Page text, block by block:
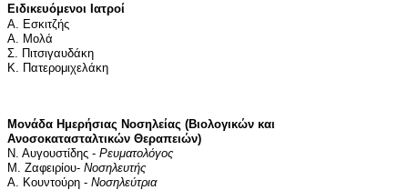
Ειδικευόμενοι Ιατροί
Α. Εσκιτζής
Α. Μολά
Σ. Πιτσιγαυδάκη
Κ. Πατερομιχελάκη
Μονάδα Ημερήσιας Νοσηλείας (Βιολογικών και
Ανοσοκατασταλτικών Θεραπειών)
Ν. Αυγουστίδης - Ρευματολόγος
Μ. Ζαφειρίου- Νοσηλευτής
Α. Κουντούρη - Νοσηλεύτρια